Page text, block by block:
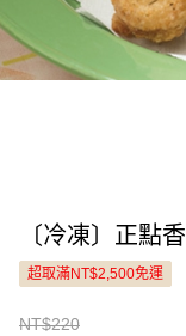
〔冷凍〕正點
超取滿NT$2,500免運
NT$220